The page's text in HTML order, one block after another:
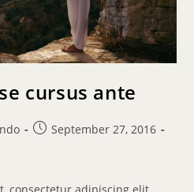
cursus ante
September 27, 2016